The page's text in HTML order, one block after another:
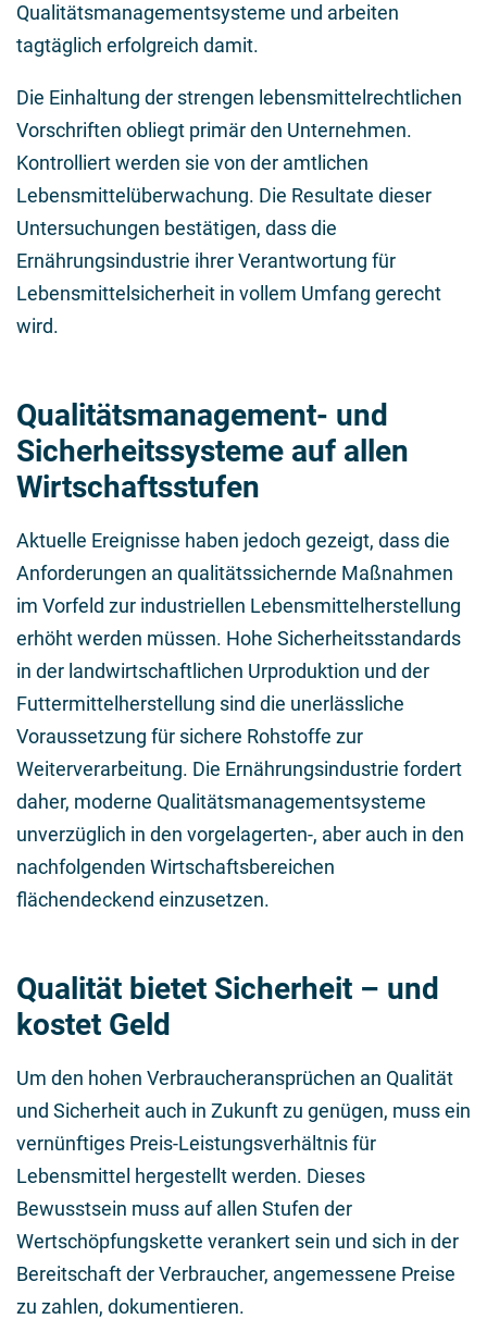
Qualitätsmanagementsysteme und arbeiten
tagtäglich erfolgreich damit.
Die Einhaltung der strengen lebensmittelrechtlichen
Vorschriften obliegt primär den Unternehmen.
Kontrolliert werden sie von der amtlichen
Lebensmittelüberwachung. Die Resultate dieser
Untersuchungen bestätigen, dass die
Ernährungsindustrie ihrer Verantwortung für
Lebensmittelsicherheit in vollem Umfang gerecht
wird.
Qualitätsmanagement- und
Sicherheitssysteme auf allen
Wirtschaftsstufen
Aktuelle Ereignisse haben jedoch gezeigt, dass die
Anforderungen an qualitätssichernde Maßnahmen
im Vorfeld zur industriellen Lebensmittelherstellung
erhöht werden müssen. Hohe Sicherheitsstandards
in der landwirtschaftlichen Urproduktion und der
Futtermittelherstellung sind die unerlässliche
Voraussetzung für sichere Rohstoffe zur
Weiterverarbeitung. Die Ernährungsindustrie fordert
daher, moderne Qualitätsmanagementsysteme
unverzüglich in den vorgelagerten-, aber auch in den
nachfolgenden Wirtschaftsbereichen
flächendeckend einzusetzen.
Qualität bietet Sicherheit – und
kostet Geld
Um den hohen Verbraucheransprüchen an Qualität
und Sicherheit auch in Zukunft zu genügen, muss ein
vernünftiges Preis-Leistungsverhältnis für
Lebensmittel hergestellt werden. Dieses
Bewusstsein muss auf allen Stufen der
Wertschöpfungskette verankert sein und sich in der
Bereitschaft der Verbraucher, angemessene Preise
zu zahlen, dokumentieren.